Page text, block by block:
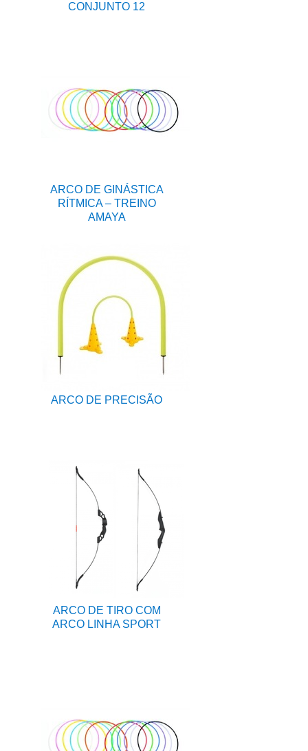
CONJUNTO 12
ARCO DE GINÁSTICA
RÍTMICA – TREINO
AMAYA
ARCO DE PRECISÃO
ARCO DE TIRO COM
ARCO LINHA SPORT